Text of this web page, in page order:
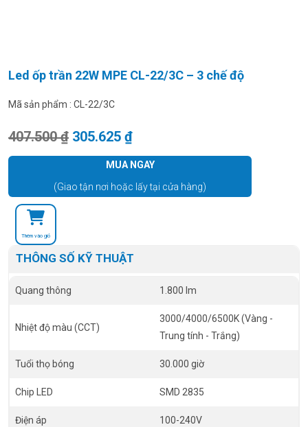
Led ốp trần 22W MPE CL-22/3C – 3 chế độ
Mã sản phẩm : CL-22/3C
407.500₫ Giá gốc là: 407.500 ₫.
305.625 ₫Giá hiện tại là: 305.625 ₫.
MUA NGAY
(Giao tận nơi hoặc lấy tại cửa hàng)
Thêm vào giỏ
THÔNG SỐ KỸ THUẬT
Quang thông 1.800 lm
Nhiệt độ màu (CCT)
3000/4000/6500K (Vàng -
Trung tính - Trắng)
Tuổi thọ bóng 30.000 giờ
Chip LED SMD 2835
Điện áp 100-240V